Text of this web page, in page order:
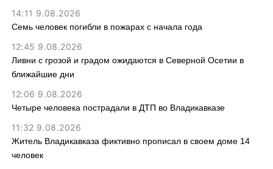
14:11 9.08.2026
Семь человек погибли в пожарах с начала года
12:45 9.08.2026
Ливни с грозой и градом ожидаются в Северной Осетии в
ближайшие дни
12:06 9.08.2026
Четыре человека пострадали в ДТП во Владикавказе
11:32 9.08.2026
Житель Владикавказа фиктивно прописал в своем доме 14
человек